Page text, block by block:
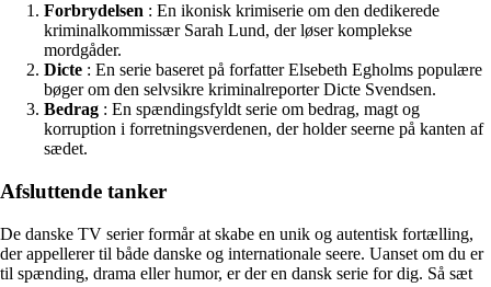
Forbrydelsen : En ikonisk krimiserie om den dedikerede
kriminalkommissær Sarah Lund, der løser komplekse
mordgåder.
Dicte : En serie baseret på forfatter Elsebeth Egholms populære
bøger om den selvsikre kriminalreporter Dicte Svendsen.
Bedrag : En spændingsfyldt serie om bedrag, magt og
korruption i forretningsverdenen, der holder seerne på kanten af
sædet.
Afsluttende tanker
De danske TV serier formår at skabe en unik og autentisk fortælling,
der appellerer til både danske og internationale seere. Uanset om du er
til spænding, drama eller humor, er der en dansk serie for dig. Så sæt